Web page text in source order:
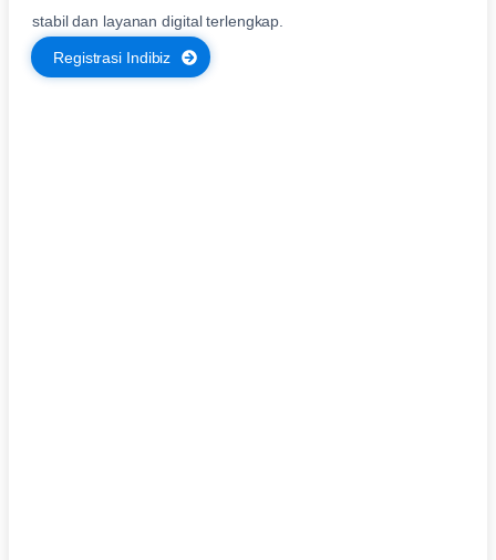
stabil dan layanan digital terlengkap.
Registrasi Indibiz